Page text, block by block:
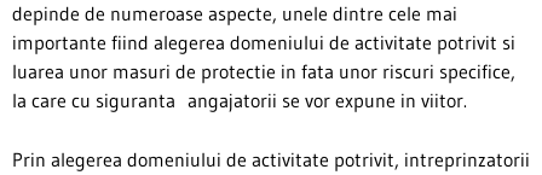
depinde de numeroase aspecte, unele dintre cele mai
importante fiind alegerea domeniului de activitate potrivit si
luarea unor masuri de protectie in fata unor riscuri specifice,
la care cu siguranta angajatorii se vor expune in viitor.
Prin alegerea domeniului de activitate potrivit, intreprinzatorii